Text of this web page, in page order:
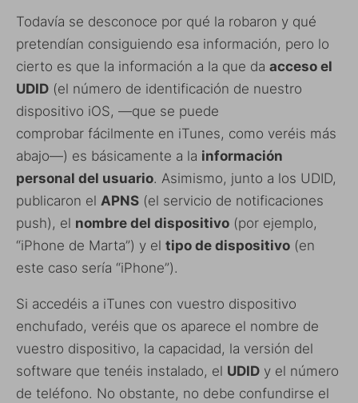
Todavía se desconoce por qué la robaron y qué
pretendían consiguiendo esa información, pero lo
cierto es que la información a la que da acceso el
UDID (el número de identificación de nuestro
dispositivo iOS, —que se puede
comprobar fácilmente en iTunes, como veréis más
abajo—) es básicamente a la información
personal del usuario. Asimismo, junto a los UDID,
publicaron el APNS (el servicio de notificaciones
push), el nombre del dispositivo (por ejemplo,
“iPhone de Marta”) y el tipo de dispositivo (en
este caso sería “iPhone”).
Si accedéis a iTunes con vuestro dispositivo
enchufado, veréis que os aparece el nombre de
vuestro dispositivo, la capacidad, la versión del
software que tenéis instalado, el UDID y el número
de teléfono. No obstante, no debe confundirse el